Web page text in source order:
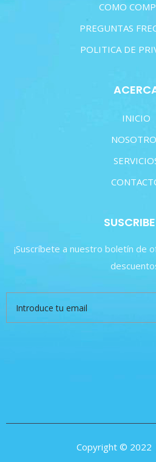
COMO
PREGUNTAS
POLITICA DE
INICIO
¡Suscríbete a nuestro boletín de
Copyright © 2022